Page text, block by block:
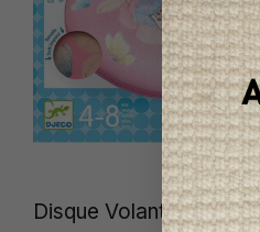
Disque Volant Djeco